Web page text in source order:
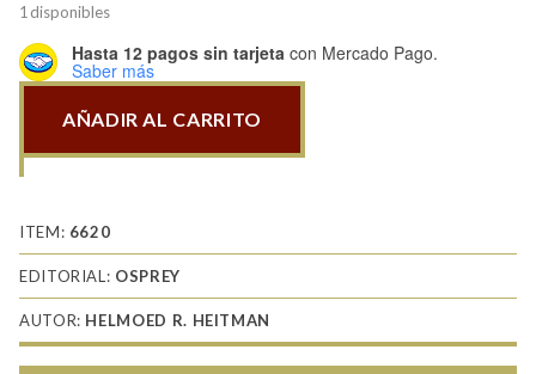
1 disponibles
Hasta 12 pagos sin tarjeta con Mercado Pago.
Saber más
African
3
South-
Africa
cantidad
AÑADIR AL CARRITO
ITEM: 6620
EDITORIAL: OSPREY
AUTOR: HELMOED R. HEITMAN